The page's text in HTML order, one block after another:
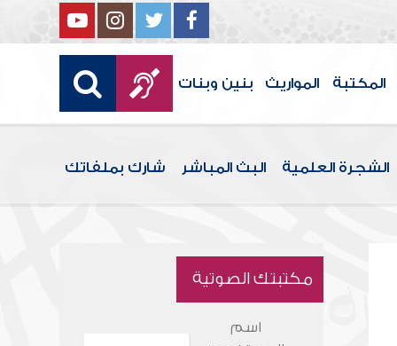
المكتبة المواريث بنين وبنات
الشجرة العلمية البث المباشر شارك بملفاتك
مكتبتك الصوتية
اسم